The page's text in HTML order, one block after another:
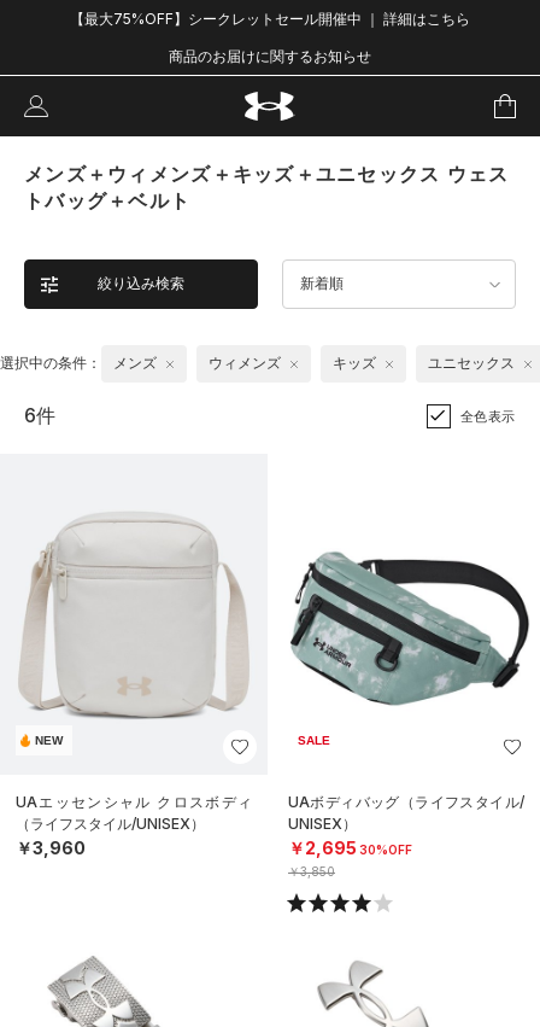
【最大75%OFF】シークレットセール開催中 ｜ 詳細はこちら
商品のお届けに関するお知らせ
メンズ＋ウィメンズ＋キッズ＋ユニセックス ウェス
トバッグ＋ベルト
絞り込み検索 新着順
選択中の条件： メンズ ウィメンズ キッズ ユニセックス
6件 全色表示
NEW
UAエッセンシャル クロスボディ
（ライフスタイル/UNISEX）
￥3,960
SALE
UAボディバッグ（ライフスタイル/
UNISEX）
￥2,695 30%OFF
￥3,850